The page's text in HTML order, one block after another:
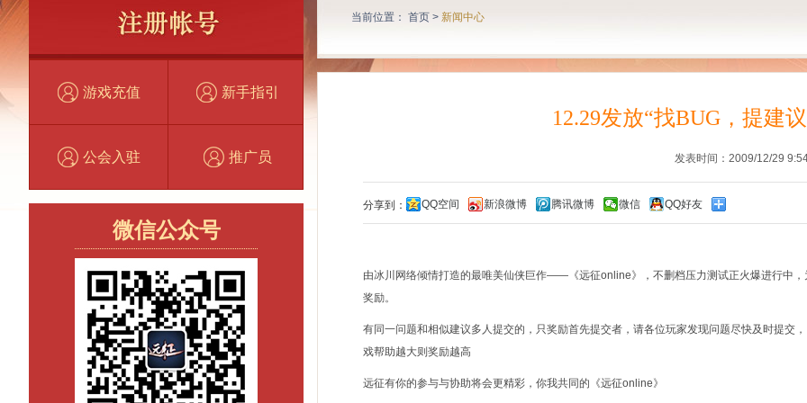
游戏充值 新手指引
公会入驻 推广员
微信公众号
当前位置： 首页 > 新闻中心
12.29发放“找BUG，提建
发表时间：2009/12/29
分享到： QQ空间 新浪微博 腾讯微博 微信 QQ好友
由冰川网络倾情打造的最唯美仙侠巨作——《远征online》，不删档压力测试正火爆进行中
奖励。
有同一问题和相似建议多人提交的，只奖励首先提交者，请各位玩家发现问题尽快及时提交
戏帮助越大则奖励越高
远征有你的参与与协助将会更精彩，你我共同的《远征online》